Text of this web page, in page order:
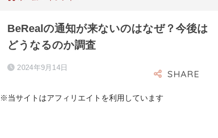
BeRealの通知が来ないのはなぜ？今後は
どうなるのか調査
2024年9月14日
※当サイトはアフィリエイトを利用しています